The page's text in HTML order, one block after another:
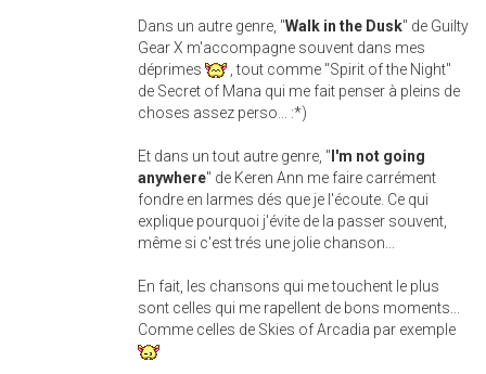
Dans un autre genre, "Walk in the Dusk" de Guilty
Gear X m'accompagne souvent dans mes
déprimes
, tout comme "Spirit of the Night"
de Secret of Mana qui me fait penser à pleins de
choses assez perso... :*)
Et dans un tout autre genre, " I'm not going
anywhere" de Keren Ann me faire carrément
fondre en larmes dés que je l'écoute. Ce qui
explique pourquoi j'évite de la passer souvent,
même si c'est trés une jolie chanson...
En fait, les chansons qui me touchent le plus
sont celles qui me rapellent de bons moments...
Comme celles de Skies of Arcadia par exemple